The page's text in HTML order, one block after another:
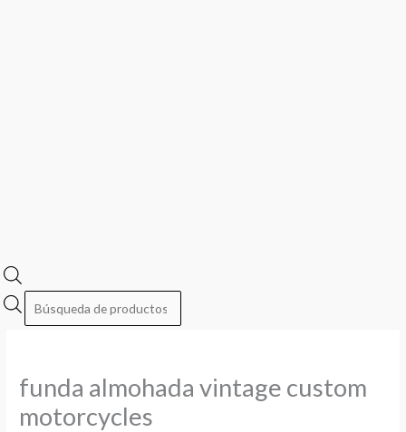
funda almohada vintage custom
motorcycles